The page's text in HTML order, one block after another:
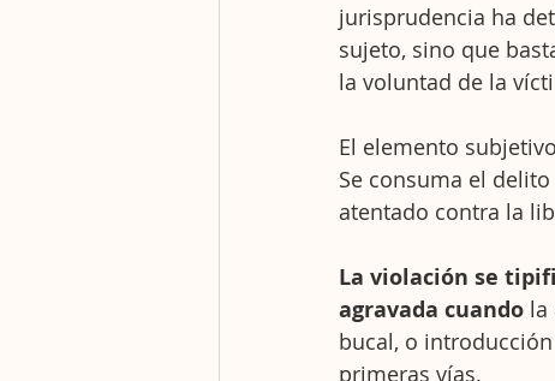
jurisprudencia ha
sujeto, sino que
la voluntad de la
El elemento
Se consuma el
atentado contra la
La violación se
agravada cuando la
bucal, o
primeras vías.